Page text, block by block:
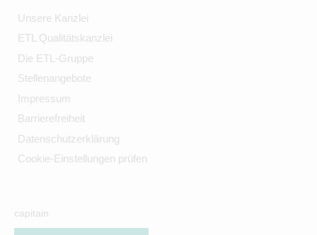
Unsere Kanzlei
ETL Qualitätskanzlei
Die ETL-Gruppe
Stellenangebote
Impressum
Barrierefreiheit
Datenschutzerklärung
Cookie-Einstellungen prüfen
capitain